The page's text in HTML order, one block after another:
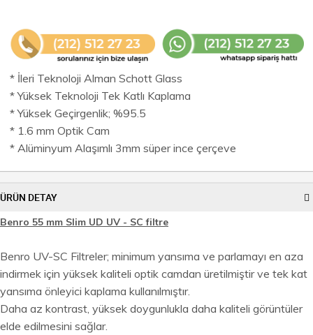
* İleri Teknoloji Alman Schott Glass
* Yüksek Teknoloji Tek Katlı Kaplama
* Yüksek Geçirgenlik; %95.5
* 1.6 mm Optik Cam
* Alüminyum Alaşımlı 3mm süper ince çerçeve
ÜRÜN DETAY
Benro 55 mm Slim UD UV - SC filtre
Benro UV-SC Filtreler; minimum yansıma ve parlamayı en aza
indirmek için yüksek kaliteli optik camdan üretilmiştir ve tek kat
yansıma önleyici kaplama kullanılmıştır.
Daha az kontrast, yüksek doygunlukla daha kaliteli görüntüler
elde edilmesini sağlar.